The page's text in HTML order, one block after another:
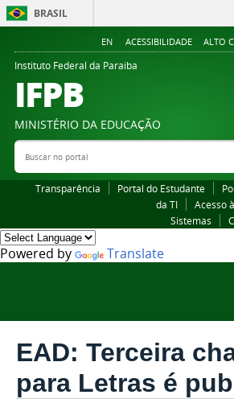
BRASIL
EN ACESSIBILIDADE ALTO
Instituto Federal da Paraiba
IFPB
MINISTÉRIO DA EDUCAÇÃO
Buscar no portal
Transparência Portal do Estudante
da TI
Acesso
Sistemas
Powered by Translate
EAD: Terceira
para Letras é